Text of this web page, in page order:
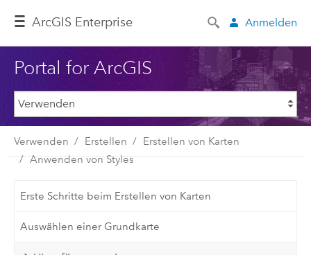
ArcGIS Enterprise Anmelden
Portal for ArcGIS
Verwenden Erstellen
Erstellen von Karten
Anwenden von Styles
Erste Schritte beim Erstellen von Karten
Auswählen einer Grundkarte